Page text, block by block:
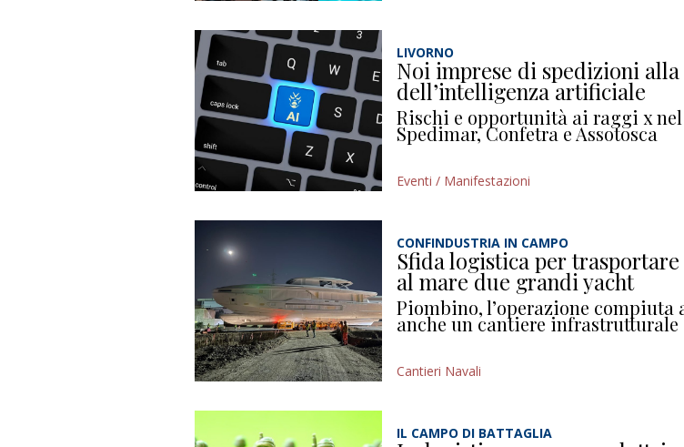
LIVORNO
Noi imprese di spedizioni
dell’intelligenza artificiale
Rischi e opportunità ai raggi x
Spedimar, Confetra e Assotosca
Eventi / Manifestazioni
CONFINDUSTRIA IN CAMPO
Sfida logistica per
al mare due grandi yacht
Piombino, l’operazione compiuta
anche un cantiere infrastrutturale
Cantieri Navali
IL CAMPO DI BATTAGLIA